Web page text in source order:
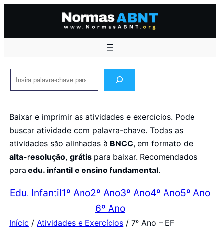
Baixar e imprimir as atividades e exercícios. Pode
buscar atividade com palavra-chave. Todas as
atividades são alinhadas à BNCC, em formato de
alta-resolução,grátis para baixar. Recomendados
para edu. infantil e ensino fundamental.
Edu. Infantil1º Ano2º Ano3º Ano4º Ano5º Ano
6º Ano
Início / Atividades e Exercícios / 7º Ano – EF